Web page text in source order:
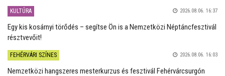
KULTÚRA 2026.08.06. 16:37
Egy kis kosárnyi törődés – segítse Ön is a Nemzetközi Néptáncfesztivál
résztvevőit!
FEHÉRVÁRI SZÍNES 2026.08.06. 16:03
Nemzetközi hangszeres mesterkurzus és fesztivál Fehérvárcsurgón